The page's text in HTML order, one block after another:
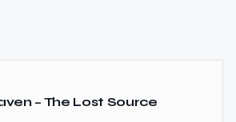
– The Lost Source